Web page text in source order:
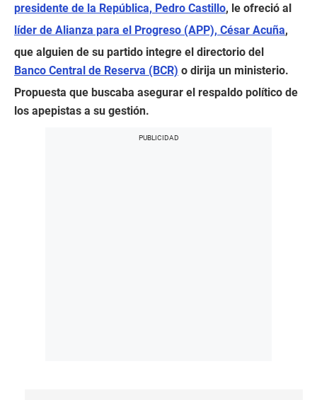
presidente de la República, Pedro Castillo, le ofreció al
líder de Alianza para el Progreso (APP), César Acuña,
que alguien de su partido integre el directorio del
Banco Central de Reserva (BCR) o dirija un ministerio.
Propuesta que buscaba asegurar el respaldo político de
los apepistas a su gestión.